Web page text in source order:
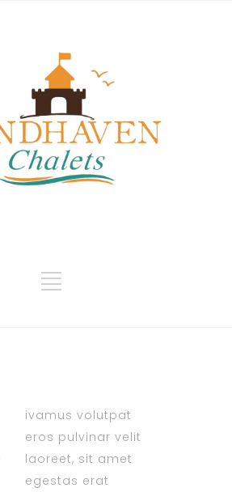
ivamus volutpat
eros pulvinar velit
laoreet, sit amet
egestas erat